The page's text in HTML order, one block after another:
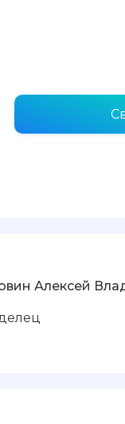
Алексей